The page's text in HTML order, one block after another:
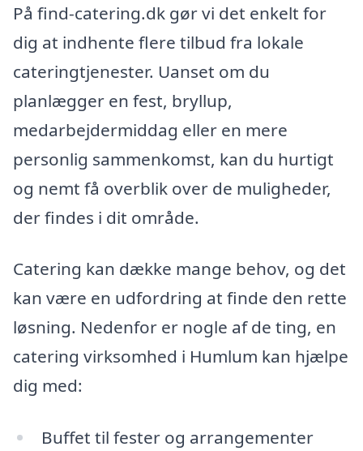
På find-catering.dk gør vi det enkelt for
dig at indhente flere tilbud fra lokale
cateringtjenester. Uanset om du
planlægger en fest, bryllup,
medarbejdermiddag eller en mere
personlig sammenkomst, kan du hurtigt
og nemt få overblik over de muligheder,
der findes i dit område.
Catering kan dække mange behov, og det
kan være en udfordring at finde den rette
løsning. Nedenfor er nogle af de ting, en
catering virksomhed i Humlum kan hjælpe
dig med:
Buffet til fester og arrangementer